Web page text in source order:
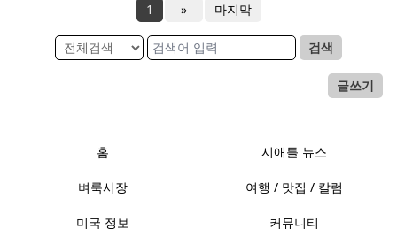
1 » 마지막
검색
글쓰기
홈 시애틀 뉴스
벼룩시장 여행 / 맛집 / 칼럼
미국 정보 커뮤니티